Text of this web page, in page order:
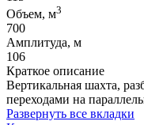
Объем, м3
700
Амплитуда, м
106
Краткое описание
Вертикальная шахта,
переходами на
Развернуть все вкладки